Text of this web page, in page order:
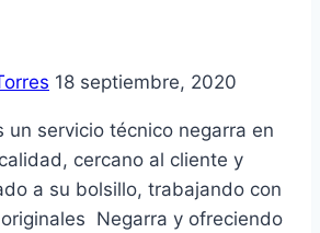
18 septiembre, 2020
un servicio técnico negarra en
cercano al cliente y
a su bolsillo, trabajando con
Negarra y ofreciendo